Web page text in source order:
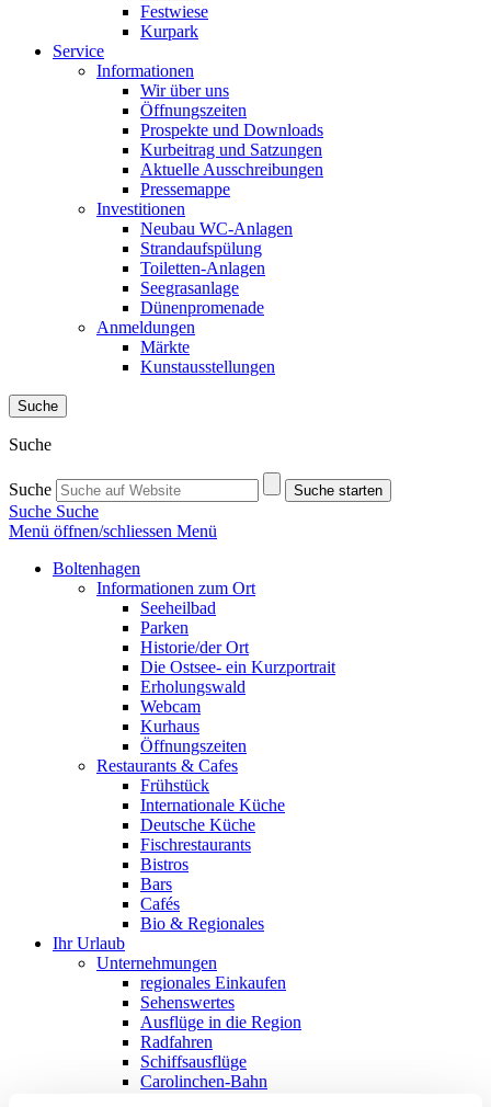
Festwiese
Kurpark
Service
Informationen
Wir über uns
Öffnungszeiten
Prospekte und Downloads
Kurbeitrag und Satzungen
Aktuelle Ausschreibungen
Pressemappe
Investitionen
Neubau WC-Anlagen
Strandaufspülung
Toiletten-Anlagen
Seegrasanlage
Dünenpromenade
Anmeldungen
Märkte
Kunstausstellungen
Suche
Suche
Suche Suche starten
Suche Suche
Menü öffnen/schliessen Menü
Boltenhagen
Informationen zum Ort
Seeheilbad
Parken
Historie/der Ort
Die Ostsee- ein Kurzportrait
Erholungswald
Webcam
Kurhaus
Öffnungszeiten
Restaurants & Cafes
Frühstück
Internationale Küche
Deutsche Küche
Fischrestaurants
Bistros
Bars
Cafés
Bio & Regionales
Ihr Urlaub
Unternehmungen
regionales Einkaufen
Sehenswertes
Ausflüge in die Region
Radfahren
Schiffsausflüge
Carolinchen-Bahn